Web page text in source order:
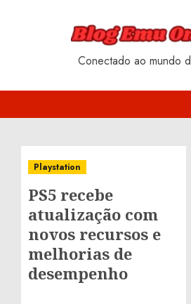
Conectado ao mundo
Playstation
PS5 recebe
atualização com
novos recursos e
melhorias de
desempenho